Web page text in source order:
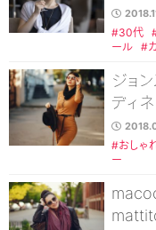
#30代
ール #
ジョ
ディ
#おしゃ
ー